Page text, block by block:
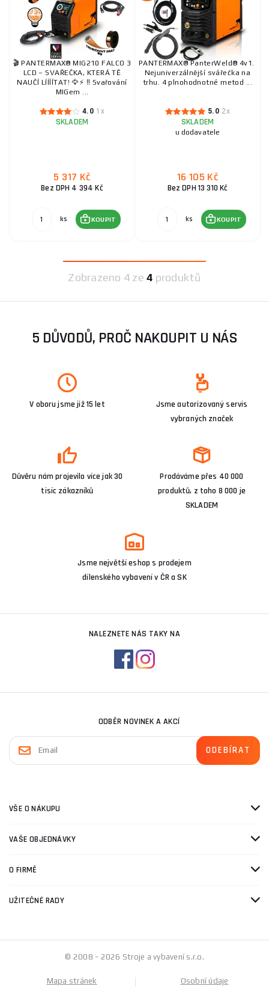
🎬 PANTERMAX® MIG210 FALCO 3
LCD – SVAŘEČKA, KTERÁ TĚ
NAUČÍ LÍÍÍÍTAT! 🦅⚡ ‼️ Svařování
MIGem ...
4.0 1x
SKLADEM
5 317 Kč
Bez DPH 4 394 Kč
ks KOUPIT
PANTERMAX® PanterWeld® 4v1.
Nejuniverzálnější svářečka na
trhu. 4 plnohodnotné metod ...
5.0 2x
SKLADEM
u dodavatele
16 105 Kč
Bez DPH 13 310 Kč
ks KOUPIT
Zobrazeno 4 ze4 produktů
5 DŮVODŮ, PROČ NAKOUPIT U NÁS
V oboru jsme již 15 let
Jsme autorizovaný servis
vybraných značek
Důvěru nám projevilo více jak 30
tisíc zákazníků
Prodáváme přes 40 000
produktů, z toho 8 000 je
SKLADEM
Jsme největší eshop s prodejem
dílenského vybavení v ČR a SK
NALEZNETE NÁS TAKY NA
ODBĚR NOVINEK A AKCÍ
VŠE O NÁKUPU
VAŠE OBJEDNÁVKY
O FIRMĚ
UŽITEČNÉ RADY
© 2008 - 2026 Stroje a vybavení s.r.o.
Mapa stránek Osobní údaje